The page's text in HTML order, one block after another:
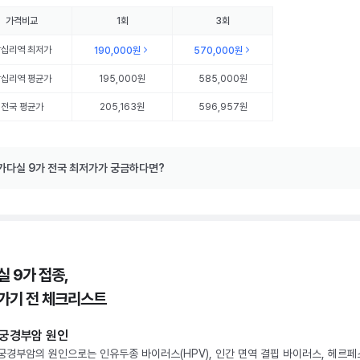
가격비교 1회 3회
리역최저가 190,000원 570,000원
리역평균가 195,000원 585,000원
전국 평균가 205,163원 596,957원
다실 9가 전국 최저가가 궁금하다면?
9가 접종,
기 전 체크리스트
경부암 원인
경부암의 원인으로는 인유두종 바이러스(HPV), 인간 면역 결핍 바이러스, 헤르페